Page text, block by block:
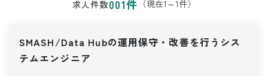
求人件数001件 （現在1 ～1件）
SMASH/Data Hubの運用保守・改善を行うシス
テムエンジニア